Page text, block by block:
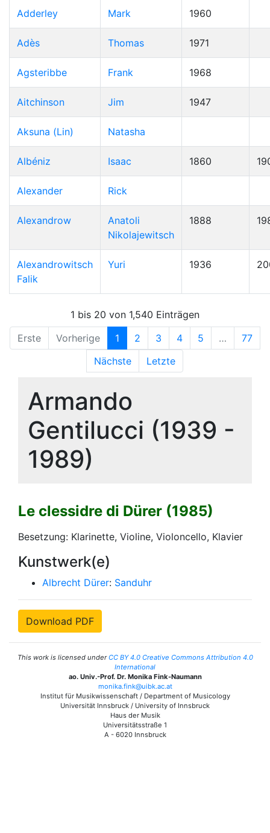
Adderley Mark 1960
Adès Thomas 1971
Agsteribbe Frank 1968
Aitchinson Jim 1947
Aksuna (Lin) Natasha
Albéniz Isaac 1860
Alexander Rick
Alexandrow
Anatoli
Nikolajewitsch
1888
Alexandrowitsch
Falik
Yuri 1936
1 bis 20 von 1,540 Einträgen
Erste
Vorherige 1 2 3 4 5 …
77
Nächste
Letzte
Armando
Gentilucci (1939 -
1989)
Le clessidre di Dürer (1985)
Besetzung: Klarinette, Violine, Violoncello, Klavier
Kunstwerk(e)
Albrecht Dürer: Sanduhr
Download PDF
This work is licensed underCC BY 4.0 Creative Commons Attribution 4.0
International
ao. Univ.-Prof. Dr. Monika Fink-Naumann
monika.fink@uibk.ac.at
Institut für Musikwissenschaft / Department of Musicology
Universität Innsbruck / University of Innsbruck
Haus der Musik
Universitätsstraße 1
A - 6020 Innsbruck